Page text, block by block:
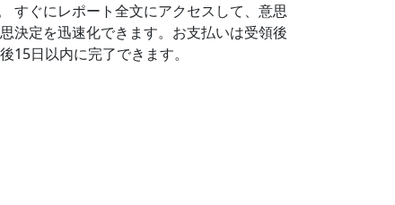
すぐにレポート全文にアクセスして、意思
決定を迅速化できます。お支払いは受領後
日以内に完了できます。